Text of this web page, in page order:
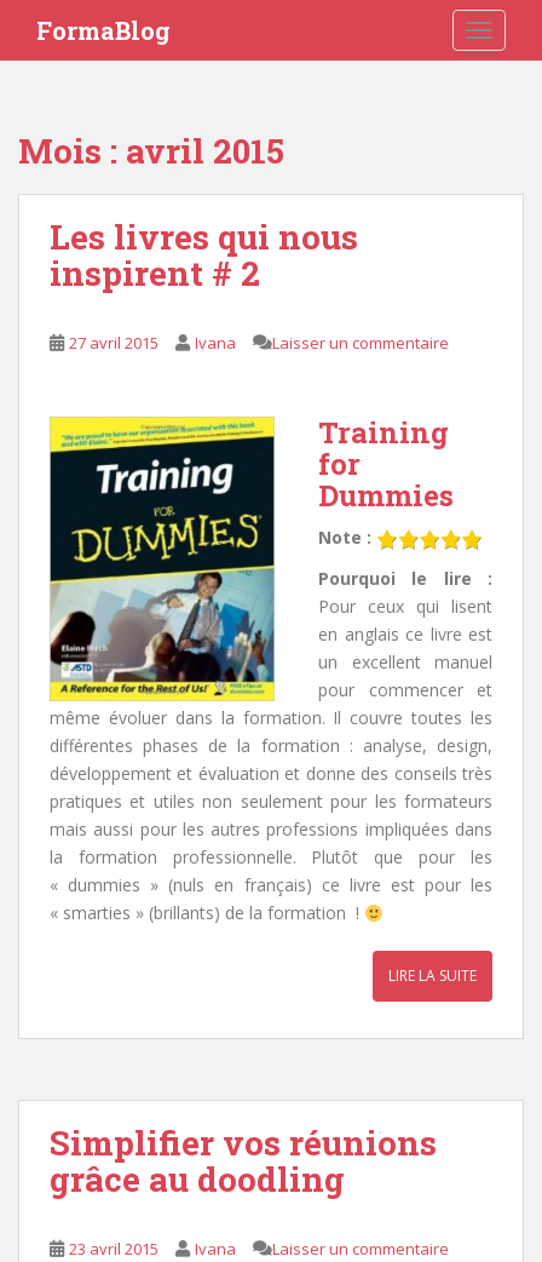
i
FormaBlog
Mois : avril 2015
Les livres qui nous
inspirent # 2
27 avril 2015 Ivana Laisser un commentaire
Training
for
Dummies
Note :
Pourquoi le lire :
Pour ceux qui lisent
en anglais ce livre est
un excellent manuel
pour commencer et
même évoluer dans la formation. Il couvre toutes les
différentes phases de la formation : analyse, design,
développement et évaluation et donne des conseils très
pratiques et utiles non seulement pour les formateurs
mais aussi pour les autres professions impliquées dans
la formation professionnelle. Plutôt que pour les
« dummies » (nuls en français) ce livre est pour les
« smarties » (brillants) de la formation !
LIRE LA SUITE
Simplifier vos réunions
grâce au doodling
23 avril 2015 Ivana Laisser un commentaire